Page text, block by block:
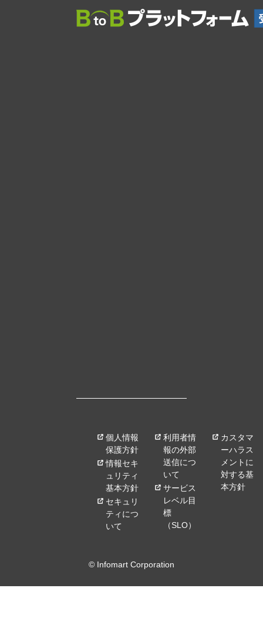
個人情報
保護方針
情報セキ
ュリティ
基本方針
セキュリ
ティにつ
いて
利用者情
報の外部
送信につ
いて
サービス
レベル目
標
（SLO）
カスタマ
ーハラス
メントに
対する基
本方針
© Infomart Corporation